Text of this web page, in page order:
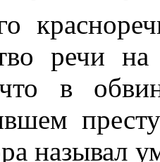
речи на
в
называл